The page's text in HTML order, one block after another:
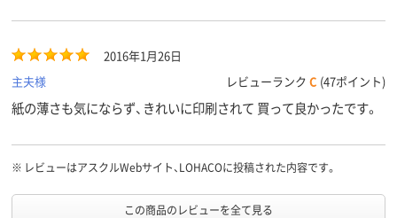
2016年1月26日
主夫様
レビューランク C (47ポイント)
紙の薄さも気にならず、きれいに印刷されて 買って良かったです。
※ レビューはアスクルWebサイト、LOHACOに投稿された内容です。
この商品のレビューを全て見る